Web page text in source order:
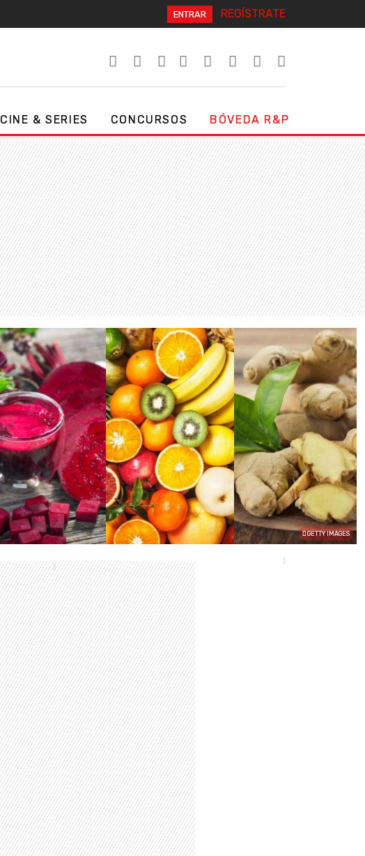
ENTRAR REGÍSTRATE
CINE & SERIES CONCURSOS BÓVEDA R&P
GETTY IMAGES